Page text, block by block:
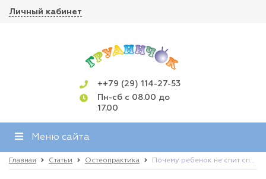
++79 (29) 114-27-53
Пн-сб с 08.00 до
17.00
Личный кабинет
Меню сайта
Главная Статьи Остеопрактика Почему ребенок не спит спокойно?